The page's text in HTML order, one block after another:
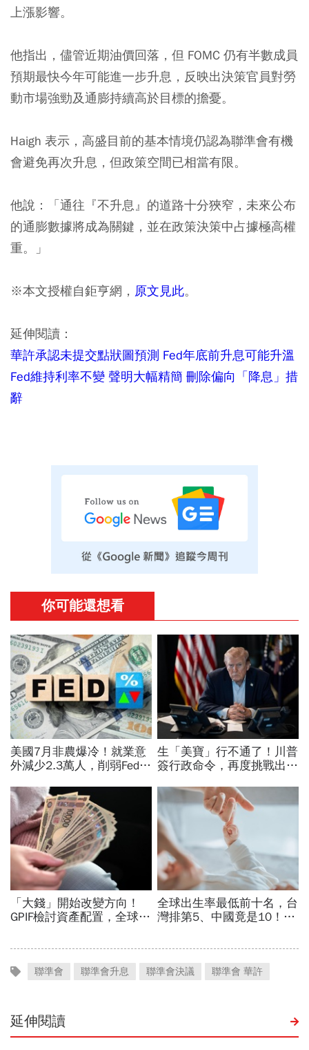
上漲影響。
他指出，儘管近期油價回落，但 FOMC 仍有半數成員
預期最快今年可能進一步升息，反映出決策官員對勞
動市場強勁及通膨持續高於目標的擔憂。
Haigh 表示，高盛目前的基本情境仍認為聯準會有機
會避免再次升息，但政策空間已相當有限。
他說：「通往『不升息』的道路十分狹窄，未來公布
的通膨數據將成為關鍵，並在政策決策中占據極高權
重。」
※本文授權自鉅亨網， 原文見此。
延伸閱讀：
華許承認未提交點狀圖預測 Fed年底前升息可能升溫
Fed維持利率不變 聲明大幅精簡 刪除偏向「降息」措
辭
聯準會 聯準會升息 聯準會決議 聯準會 華許
延伸閱讀